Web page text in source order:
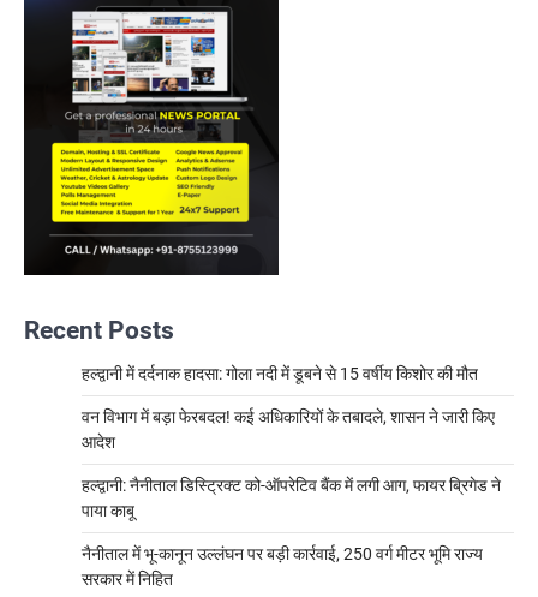
Recent Posts
हल्द्वानी में दर्दनाक हादसा: गोला नदी में डूबने से 15 वर्षीय किशोर की मौत
वन विभाग में बड़ा फेरबदल! कई अधिकारियों के तबादले, शासन ने जारी किए
आदेश
हल्द्वानी: नैनीताल डिस्ट्रिक्ट को-ऑपरेटिव बैंक में लगी आग, फायर ब्रिगेड ने
पाया काबू
नैनीताल में भू-कानून उल्लंघन पर बड़ी कार्रवाई, 250 वर्ग मीटर भूमि राज्य
सरकार में निहित